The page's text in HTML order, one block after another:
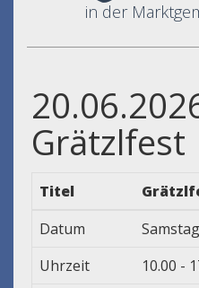
in der
Grätzlfest
Titel
Datum
Uhrzeit
10.00 -